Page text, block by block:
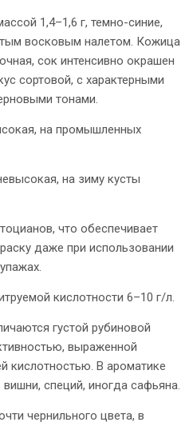
1,4–1,6 г, темно-синие,
восковым налетом. Кожица
сок интенсивно окрашен
сортовой, с характерными
тонами.
на промышленных
на зиму кусты
что обеспечивает
даже при использовании
кислотности 6–10 г/л.
густой рубиновой
выраженной
кислотностью. В ароматике
специй, иногда сафьяна.
чернильного цвета, в